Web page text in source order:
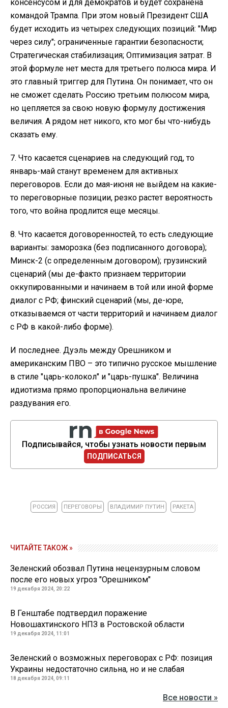
консенсусом и для демократов и будет сохранена
командой Трампа. При этом новый Президент США
будет исходить из четырех следующих позиций: "Мир
через силу"; ограниченные гарантии безопасности;
Стратегическая стабилизация; Оптимизация затрат. В
этой формуле нет места для третьего полюса мира. И
это главный триггер для Путина. Он понимает, что он
не сможет сделать Россию третьим полюсом мира,
но цепляется за свою новую формулу достижения
величия. А рядом нет никого, кто мог бы что-нибудь
сказать ему.
7. Что касается сценариев на следующий год, то
январь-май станут временем для активных
переговоров. Если до мая-июня не выйдем на какие-
то переговорные позиции, резко растет вероятность
того, что война продлится еще месяцы.
8. Что касается договоренностей, то есть следующие
варианты: заморозка (без подписанного договора);
Минск-2 (с определенным договором); грузинский
сценарий (мы де-факто признаем территории
оккупированными и начинаем в той или иной форме
диалог с РФ; финский сценарий (мы, де-юре,
отказываемся от части территорий и начинаем диалог
с РФ в какой-либо форме).
И последнее. Дуэль между Орешником и
американским ПВО – это типично русское мышление
в стиле "царь-колокол" и "царь-пушка". Величина
идиотизма прямо пропорциональна величине
раздувания его.
Подписывайся, чтобы узнать новости первым
ПОДПИСАТЬСЯ
РОССИЯ ПЕРЕГОВОРЫ ВЛАДИМИР ПУТИН РАКЕТА
ЧИТАЙТЕ ТАКОЖ »
Зеленский обозвал Путина нецензурным словом
после его новых угроз "Орешником"
19 декабря 2024, 20:22
В Генштабе подтвердил поражение
Новошахтинского НПЗ в Ростовской области
19 декабря 2024, 11:01
Зеленский о возможных переговорах с РФ: позиция
Украины недостаточно сильна, но и не слабая
18 декабря 2024, 09:11
Все новости »